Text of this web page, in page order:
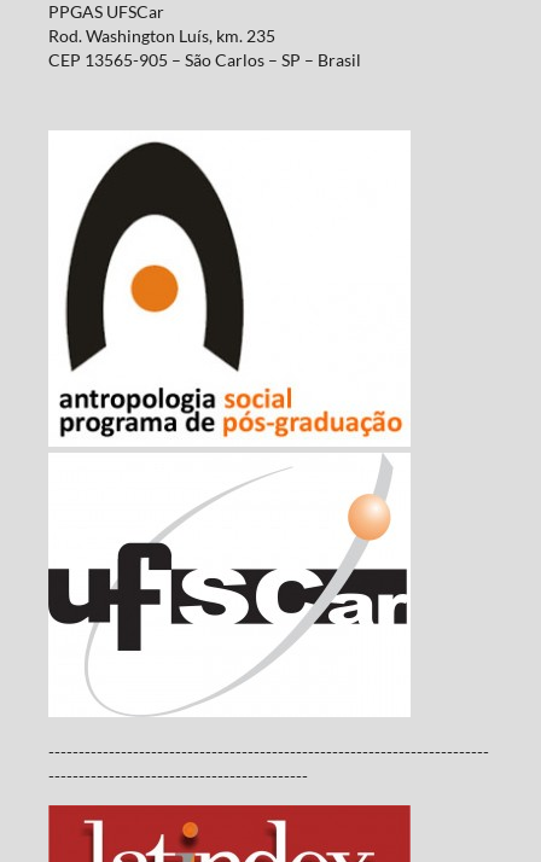
PPGAS UFSCar
Rod. Washington Luís, km. 235
CEP 13565-905 – São Carlos – SP – Brasil
-------------------------------------------------------------------------
-------------------------------------------